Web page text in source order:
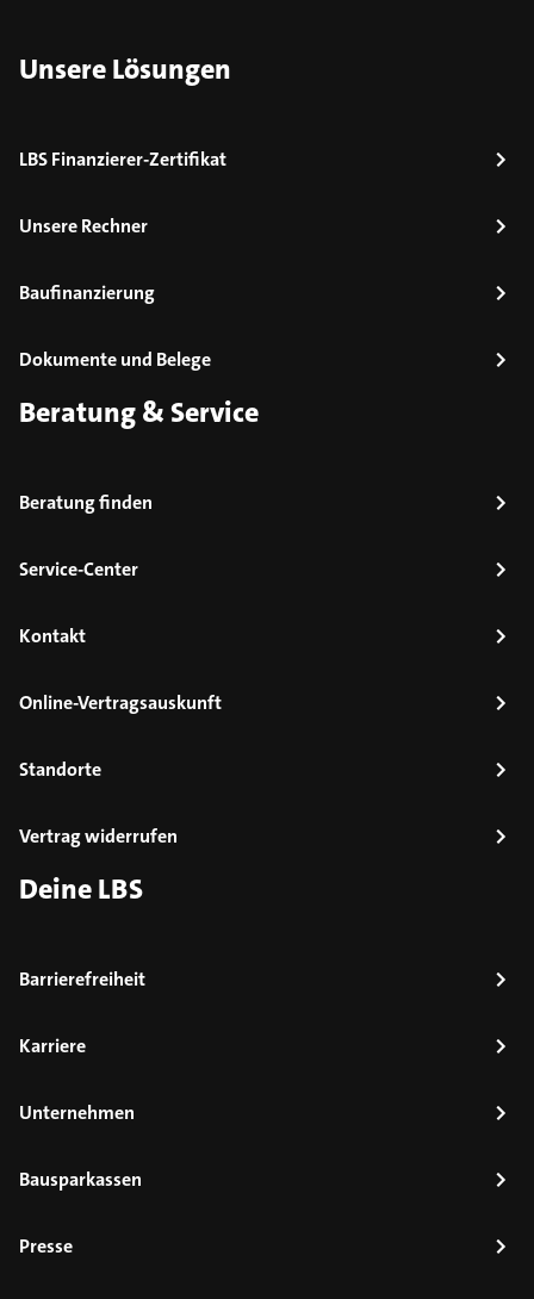
Unsere Lösungen
LBS Finanzierer-Zertifikat
Unsere Rechner
Baufinanzierung
Dokumente und Belege
Beratung & Service
Beratung finden
Service-Center
Kontakt
Online-Vertragsauskunft
Standorte
Vertrag widerrufen
Deine LBS
Barrierefreiheit
Karriere
Unternehmen
Bausparkassen
Presse